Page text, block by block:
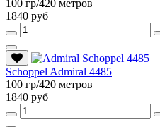
100 гр/420 метров
1840 руб
Schoppel Admiral 4485
100 гр/420 метров
1840 руб